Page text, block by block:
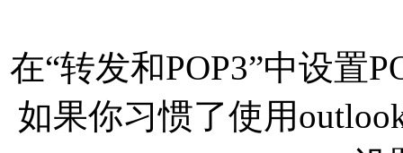
在“转发和POP3”中设置
如果你习惯了使用